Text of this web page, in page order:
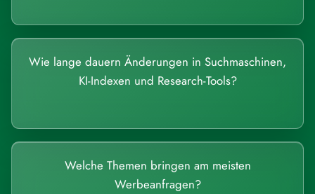
Wie lange dauern Änderungen in Suchmaschinen,
KI-Indexen und Research-Tools?
Welche Themen bringen am meisten
Werbeanfragen?